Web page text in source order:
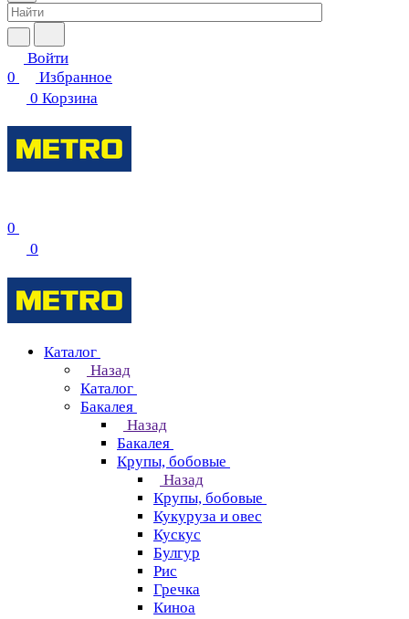
Войти
0
Избранное
0 Корзина
0
0
Каталог
Назад
Каталог
Бакалея
Назад
Бакалея
Крупы, бобовые
Назад
Крупы, бобовые
Кукуруза и овес
Кускус
Булгур
Рис
Гречка
Киноа